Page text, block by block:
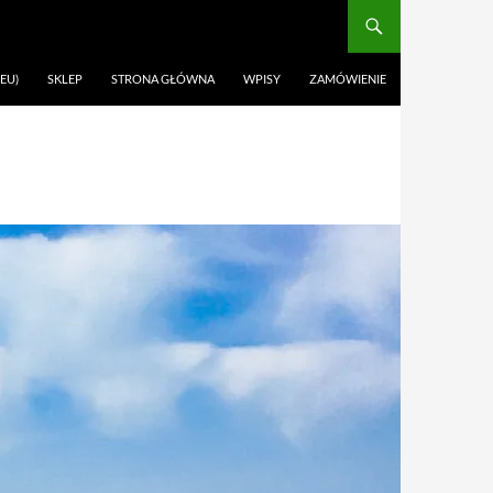
SKLEP STRONA GŁÓWNA WPISY ZAMÓWIENIE